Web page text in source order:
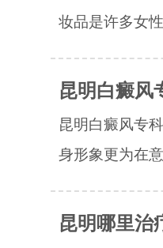
妆品是许多女
昆明白癜风
昆明白癜风专
身形象更为在
昆明哪里治